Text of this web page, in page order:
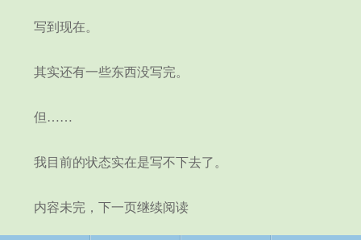
写到现在。
其实还有一些东西没写完。
但……
我目前的状态实在是写不下去了。
内容未完，下一页继续阅读